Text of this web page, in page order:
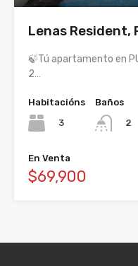
Lenas Resident,
🍃Tú apartamento en
2…
Habitacións
3
Baños
2
En Venta
$69,900